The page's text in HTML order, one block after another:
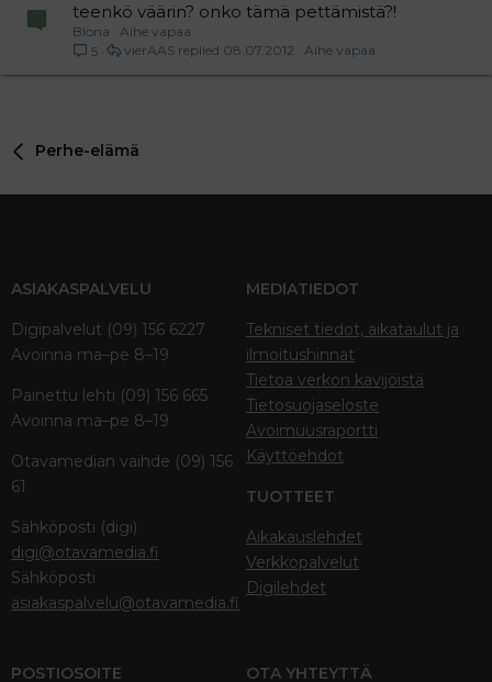
teenkö väärin? onko tämä pettämistä?!
Blona
Aihe vapaa
5
Aihe vapaa
08.07.2012
vierAAS
Perhe-elämä
ASIAKASPALVELU
Digipalvelut (09) 156 6227
Avoinna ma–pe 8–19
Painettu lehti (09) 156 665
Avoinna ma–pe 8–19
Otavamedian vaihde (09) 156
61
Sähköposti (digi)
digi@otavamedia.fi
Sähköposti
asiakaspalvelu@otavamedia.fi
MEDIATIEDOT
Tekniset tiedot, aikataulut ja
ilmoitushinnat
Tietoa verkon kävijöistä
Tietosuojaseloste
Avoimuusraportti
Käyttöehdot
TUOTTEET
Aikakauslehdet
Verkkopalvelut
Digilehdet
POSTIOSOITE OTA YHTEYTTÄ